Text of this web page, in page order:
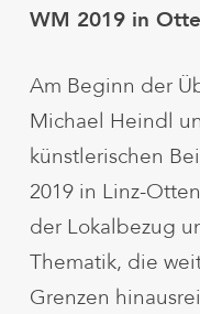
WM 2019 in
Am Beginn der
Michael Heindl
künstlerischen
2019 in Linz-
der Lokalbezug
Thematik, die
Grenzen